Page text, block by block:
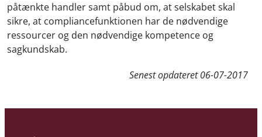
påtænkte handler samt påbud om, at selskabet skal
sikre, at compliancefunktionen har de nødvendige
ressourcer og den nødvendige kompetence og
sagkundskab.
Senest opdateret06-07-2017